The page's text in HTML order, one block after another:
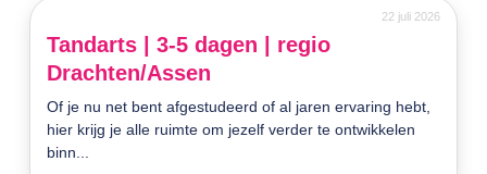
22 juli 2026
Tandarts | 3-5 dagen | regio
Drachten/Assen
Of je nu net bent afgestudeerd of al jaren ervaring hebt,
hier krijg je alle ruimte om jezelf verder te ontwikkelen
binn...